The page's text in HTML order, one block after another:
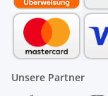
Unsere Partner